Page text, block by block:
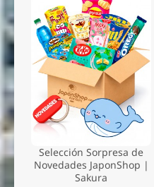
Selección Sorpresa de
Novedades JaponShop |
Sakura